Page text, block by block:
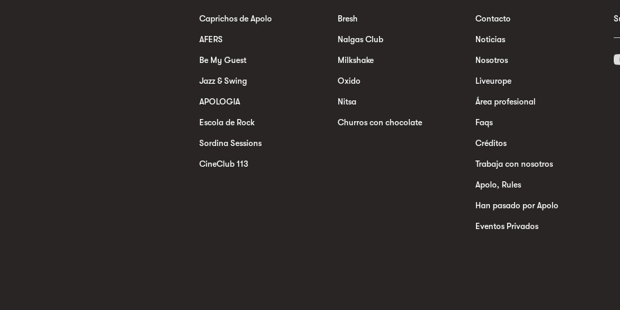
Caprichos de Apolo
AFERS
Be My Guest
Jazz & Swing
APOLOGIA
Escola de Rock
Sordina Sessions
CineClub 113
Bresh
Nalgas Club
Milkshake
Oxido
Nitsa
Churros con chocolate
Contacto
Noticias
Nosotros
Liveurope
Área profesional
Faqs
Créditos
Trabaja con nosotros
Apolo, Rules
Han pasado por Apolo
Eventos Privados